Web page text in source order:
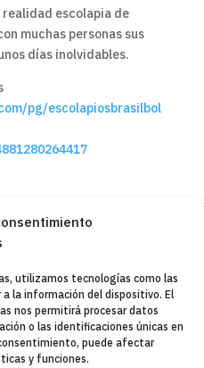
utilizamos tecnologías como las
la información del dispositivo. El
nos permitirá procesar datos
o las identificaciones únicas en
puede afectar
y funciones.
realidad escolapia de
muchas personas sus
días inolvidables.
pg/escolapiosbrasilbol
Escolapios
LEGAL
PRIVACIDAD